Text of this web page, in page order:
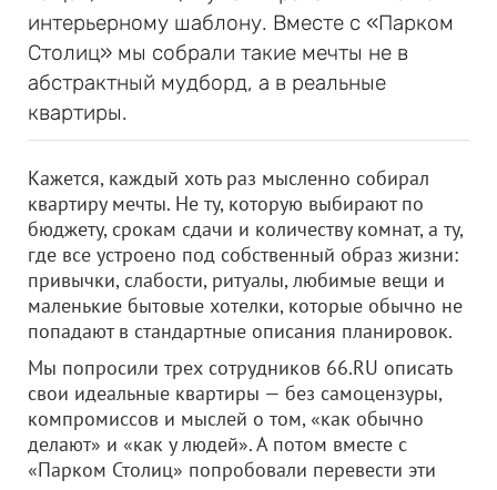
интерьерному шаблону. Вместе с «Парком
Столиц» мы собрали такие мечты не в
абстрактный мудборд, а в реальные
квартиры.
Кажется, каждый хоть раз мысленно собирал
квартиру мечты. Не ту, которую выбирают по
бюджету, срокам сдачи и количеству комнат, а ту,
где все устроено под собственный образ жизни:
привычки, слабости, ритуалы, любимые вещи и
маленькие бытовые хотелки, которые обычно не
попадают в стандартные описания планировок.
Мы попросили трех сотрудников 66.RU описать
свои идеальные квартиры — без самоцензуры,
компромиссов и мыслей о том, «как обычно
делают» и «как у людей». А потом вместе с
«Парком Столиц» попробовали перевести эти